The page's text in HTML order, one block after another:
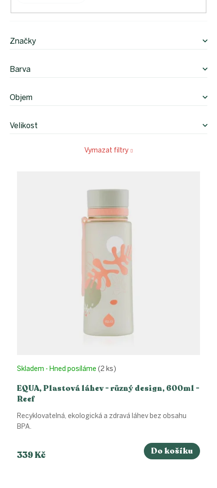
Značky
Barva
Objem
Velikost
Vymazat filtry
EQUA, Plastová láhev - různý design, 600ml -
Reef
Skladem - Hned posíláme (2 ks)
339 Kč Do košíku
Recyklovatelná, ekologická a zdravá láhev bez obsahu
BPA.